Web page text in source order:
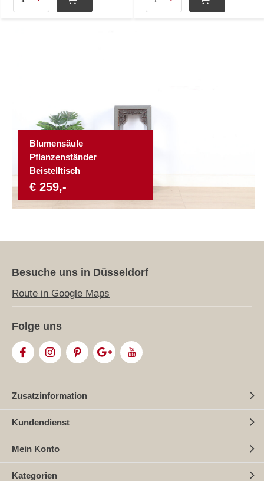
Blumensäule
Pflanzenständer
Beistelltisch
€ 259,-
Besuche uns in Düsseldorf
Route in Google Maps
Folge uns
Zusatzinformation
Kundendienst
Mein Konto
Kategorien